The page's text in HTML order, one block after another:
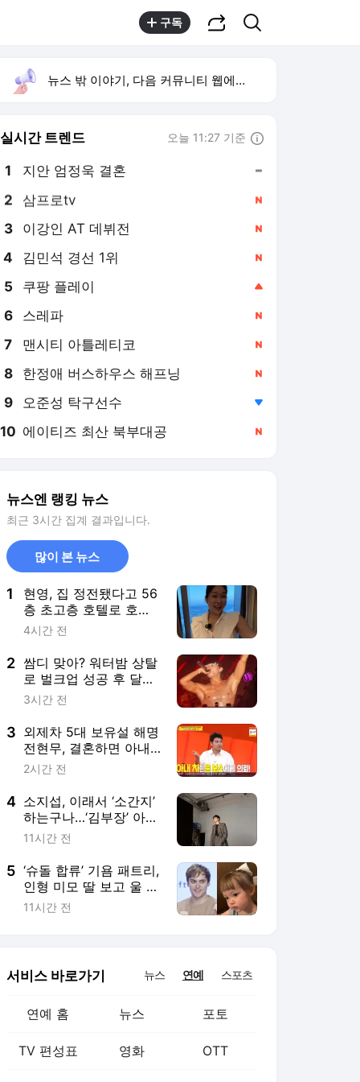
구독
뉴스 밖 이야기, 다음 커뮤니티 웹에서 보기
실시간 트렌드 오늘 11:27 기준
1 지안 엄정욱 결혼
2 삼프로tv
3 이강인 AT 데뷔전
4 김민석 경선 1위
5 쿠팡 플레이
6 스레파
7 맨시티 아틀레티코
8 한정애 버스하우스 해프닝
9 오준성 탁구선수
10 에이티즈 최산 북부대공
뉴스엔 랭킹 뉴스
최근 3시간 집계 결과입니다.
많이 본 뉴스
1
현영, 집 정전됐다고 56
층 초고층 호텔로 호캉
스‥80억 CEO답네
4시간 전
2 쌈디 맞아? 워터밤 상탈
로 벌크업 성공 후 달라
진 비주얼
3시간 전
3 외제차 5대 보유설 해명
전현무, 결혼하면 아내
도 수입차 사 줄 생각(사
2시간 전
4 소지섭, 이래서 ‘소간지’
하는구나…‘김부장’ 아닌
전직 모델의 슈트 소화
11시간 전
5 ‘슈돌 합류’ 기욤 패트리,
인형 미모 딸 보고 울 수
밖에…“점점 더 예뻐지
11시간 전
서비스 바로가기 뉴스 연예 스포츠
연예 홈 뉴스 포토
TV 편성표 영화 OTT